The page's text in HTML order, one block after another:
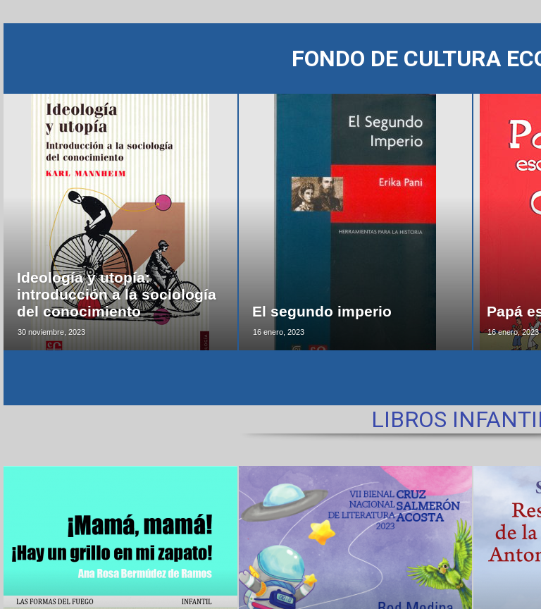
FONDO DE CULTURA
Ideología y utopía:
introducción a la sociología
del conocimiento
30 noviembre, 2023
El segundo imperio
16 enero, 2023
Papá
16 enero, 2023
LIBROS